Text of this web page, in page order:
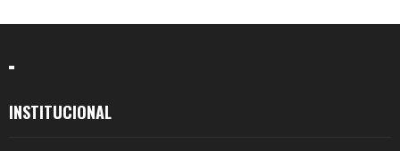
INSTITUCIONAL